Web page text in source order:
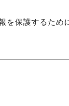
を保護するた